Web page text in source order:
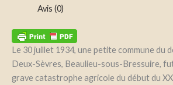
Avis (0)
Le 30 juillet 1934, une petite commune du
Deux-Sèvres, Beaulieu-sous-Bressuire,
grave catastrophe agricole du début du